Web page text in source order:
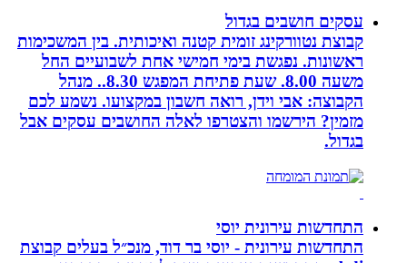
עסקים חושבים בגדול
קבוצת נטוורקינג זומית קטנה ואיכותית. בין המשכימות
ראשונות. נפגשת בימי חמישי אחת לשבועיים החל
משעה 8.00. שעת פתיחת המפגש 8.30.. מנהל
הקבוצה: אבי וידן, רואה חשבון במקצועו. נשמע לכם
מזמין? הירשמו והצטרפו לאלה החושבים עסקים אבל
בגדול.
התחדשות עירונית יוסי
התחדשות עירונית - יוסי בר דוד, מנכ״ל בעלים קבוצת